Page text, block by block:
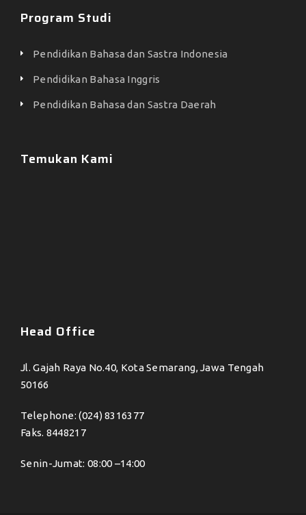
Program Studi
Pendidikan Bahasa dan Sastra Indonesia
Pendidikan Bahasa Inggris
Pendidikan Bahasa dan Sastra Daerah
Temukan Kami
Head Office
Jl. Gajah Raya No.40, Kota Semarang, Jawa Tengah
50166
Telephone: (024) 8316377
Faks. 8448217
Senin-Jumat: 08:00 –14:00